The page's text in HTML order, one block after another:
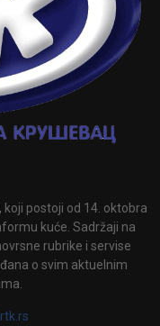
postoji od 14. oktobra
kuće. Sadržaji na
rubrike i servise
o svim aktuelnim